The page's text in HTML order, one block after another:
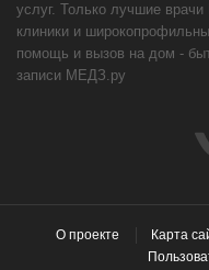
услуг. Только лучшие
клиники и
помощь и вызов на дом -
записи МЕДЗ.ру
О проекте Карта